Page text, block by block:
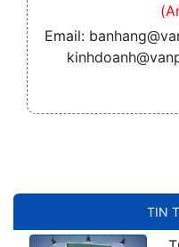
TIN
Email: